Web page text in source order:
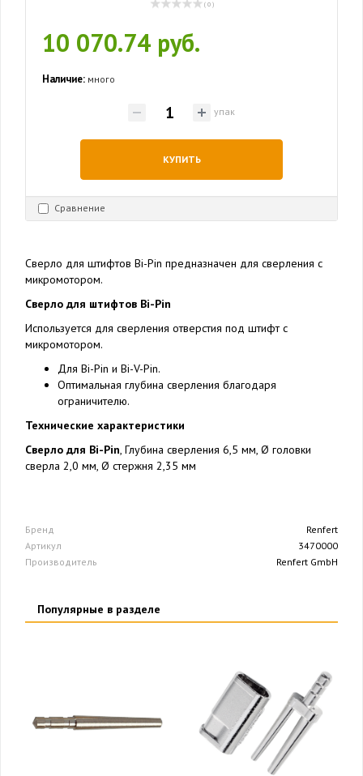
( 0 )
10 070.74 руб.
Наличие: много
упак
КУПИТЬ
Сравнение
Сверло для штифтов Bi-Pin предназначен для сверления с
микромотором.
Сверло для штифтов Bi-Pin
Используется для сверления отверстия под штифт с
микромотором.
Для Bi-Pin и Bi-V-Pin.
Оптимальная глубина сверления благодаря
ограничителю.
Технические характеристики
Сверло для Bi-Pin, Глубина сверления 6,5 мм, Ø головки
сверла 2,0 мм, Ø стержня 2,35 мм
Бренд
Renfert
Артикул
3470000
Производитель
Renfert GmbH
Популярные в разделе